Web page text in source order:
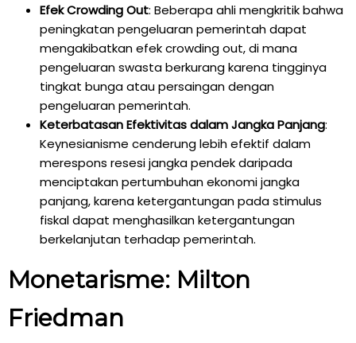
Efek Crowding Out: Beberapa ahli mengkritik bahwa
peningkatan pengeluaran pemerintah dapat
mengakibatkan efek crowding out, di mana
pengeluaran swasta berkurang karena tingginya
tingkat bunga atau persaingan dengan
pengeluaran pemerintah.
Keterbatasan Efektivitas dalam Jangka Panjang:
Keynesianisme cenderung lebih efektif dalam
merespons resesi jangka pendek daripada
menciptakan pertumbuhan ekonomi jangka
panjang, karena ketergantungan pada stimulus
fiskal dapat menghasilkan ketergantungan
berkelanjutan terhadap pemerintah.
Monetarisme: Milton
Friedman